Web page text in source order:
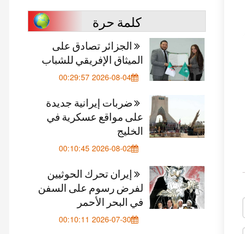
كلمة حرة
الجزائر تصادق على
الميثاق الإفريقي للشباب
2026-08-04 00:29:57
ضربات إيرانية جديدة
على مواقع عسكرية في
الخليج
2026-08-02 00:10:45
إيران تحرك الحوثيين
لفرض رسوم على السفن
في البحر الأحمر
2026-07-30 00:10:11